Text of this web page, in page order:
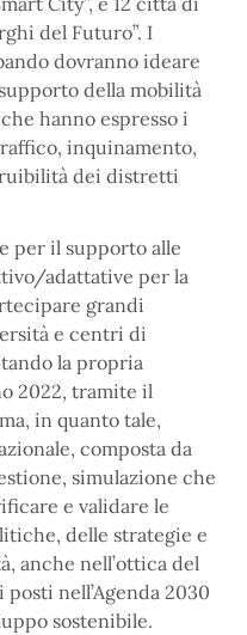
del Futuro”. I
dovranno ideare
della mobilità
hanno espresso i
inquinamento,
dei distretti
per il supporto alle
adattative per la
grandi
e centri di
la propria
2022, tramite il
in quanto tale,
composta da
simulazione che
e validare le
delle strategie e
anche nell’ottica del
nell’Agenda 2030
sostenibile.